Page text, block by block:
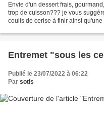
Envie d'un dessert frais,
trop de cuisson??? je vous
coulis de cerise à finir ainsi
Entremet "sous les
Publié le 23/07/2022 à 06:22
Par sotis